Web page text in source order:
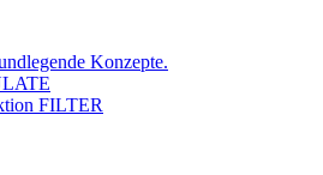
Konzepte.
FILTER